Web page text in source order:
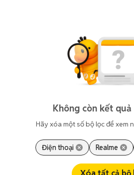
Không còn kết
Hãy xóa một số bộ lọc để xem
Điện thoại Realme